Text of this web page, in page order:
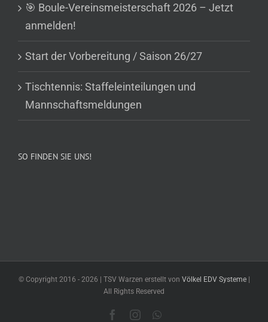
🎯 Boule-Vereinsmeisterschaft 2026 – Jetzt
anmelden!
Start der Vorbereitung / Saison 26/27
Tischtennis: Staffeleinteilungen und
Mannschaftsmeldungen
SO FINDEN SIE UNS!
© Copyright 2016 - 2026 | TSV Warzen erstellt von Völkel EDV Systeme|
All Rights Reserved
FacebookInstagramWhatsApp